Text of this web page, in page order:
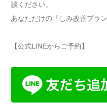
談ください。
あなただけの「しみ改善プラ
【公式LINEからご予約】